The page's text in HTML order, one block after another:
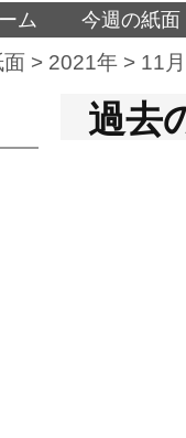
ム 今週の紙面
> 2021年 > 11月
過去